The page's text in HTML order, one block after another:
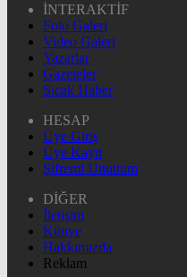
İNTERAKTİF
Foto Galeri
Video Galeri
Yazarlar
Gazeteler
Sıcak Haber
HESAP
Üye Giriş
Üye Kayıt
Şifremi Unuttum
DİĞER
İletişim
Künye
Hakkımızda
Reklam